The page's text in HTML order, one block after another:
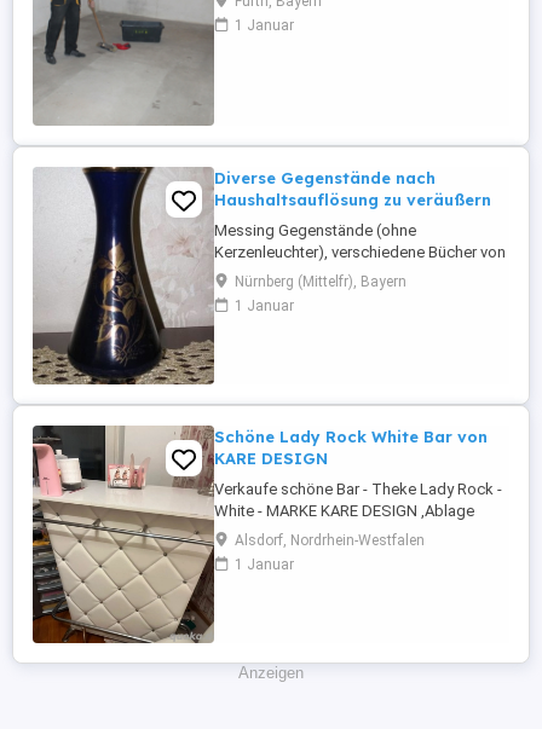
Räumen Ihr Objekt Besenrein. Mit
Wertanrechnung. Wir Arbeiten in Nürnberg,
1 Januar
Diverse Gegenstände nach
Haushaltsauflösung zu veräußern
Messing Gegenstände (ohne
Kerzenleuchter), verschiedene Bücher von
Kinder- und Geschichtsbüchern über Karl
May bis Militaria, Cobalt Vase, Damen und
Herrenhüte zu verkaufen. Alles in sehr
Nürnberg (Mittelfr), Bayern
1 Januar
Schöne Lady Rock White Bar von
KARE DESIGN
Verkaufe schöne Bar - Theke Lady Rock -
White - MARKE KARE DESIGN ,Ablage
oben und Stauraum in Hochglanz weiss
,ich hab sie in mein Nagelstudio
verwendet natürlich kann man sie auch für
Alsdorf, Nordrhein-Westfalen
1 Januar
Anzeigen